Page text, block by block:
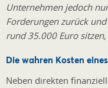
Unternehmen jedoch
Forderungen zurück
rund 35.000 Euro
Die wahren Kosten
Neben direkten